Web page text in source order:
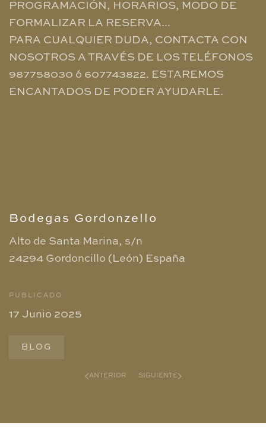
PROGRAMACIÓN, HORARIOS, MODO DE
FORMALIZAR LA RESERVA...
PARA CUALQUIER DUDA, CONTACTA CON
NOSOTROS A TRAVÉS DE LOS TELÉFONOS
987758030 ó 607743822. ESTAREMOS
ENCANTADOS DE PODER AYUDARLE.
Bodegas Gordonzello
Alto de Santa Marina, s/n
24294 Gordoncillo (León) España
PUBLICADO
17 Junio 2025
BLOG
ANTERIOR SIGUIENTE